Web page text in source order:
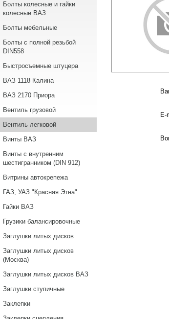
Болты колесные и гайки
колесные ВАЗ
Болты мебельные
Болты с полной резьбой
DIN558
Быстросъемные штуцера
ВАЗ 1118 Калина
ВАЗ 2170 Приора
Вентиль грузовой
Вентиль легковой
Винты ВАЗ
Винты с внутренним
шестигранником (DIN 912)
Витрины автокрепежа
ГАЗ, УАЗ "Красная Этна"
Гайки ВАЗ
Грузики балансировочные
Заглушки литых дисков
Заглушки литых дисков
(Москва)
Заглушки литых дисков ВАЗ
Заглушки ступичные
Заклепки
E-